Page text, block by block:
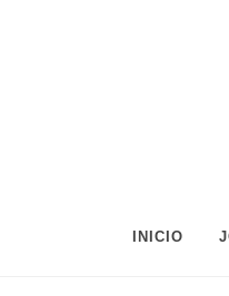
INICIO